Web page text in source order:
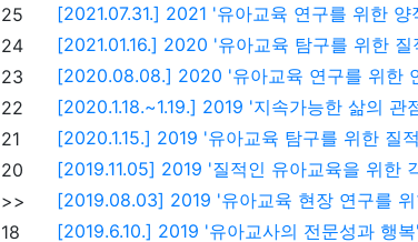
25
[2021.07.31.] 2021 '유아교육 연구를 위한 양
24
[2021.01.16.] 2020 '유아교육 탐구를 위한 질
23
[2020.08.08.] 2020 '유아교육 연구를 위한
22
[2020.1.18.~1.19.] 2019 '지속가능한 삶의 관
21
[2020.1.15.] 2019 '유아교육 탐구를 위한 질
20
[2019.11.05] 2019 '질적인 유아교육을 위한
>>
[2019.08.03] 2019 '유아교육 현장 연구를 위
18
[2019.6.10.] 2019 '유아교사의 전문성과 행